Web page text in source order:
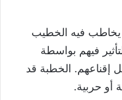
فيه الخطيب
فيهم بواسطة
إقناعهم. الخطبة قد
أو حربية.